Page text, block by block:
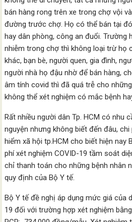
bán hàng rong trên xe trong chợ vội
đường trước chợ. Họ có thể bán tại
hay dân phòng, công an đuổi. Trường
nhiễm trong chợ thì không loại trừ họ
khác, bạn bè, người quen, gia đình,
người nhà họ đậu nhờ để bán hàng,
âm tính covid thì đã quá trễ cho
không thể xét nghiệm có mắc bệnh
Rất nhiều người dân Tp. HCM có nhu
nguyện nhưng không biết đến đâu,
hiểm xã hội tp.HCM cho biết hiện nay
phí xét nghiệm COVID-19 tầm soát
chỉ thanh toán cho những bệnh nhân
quy định của Bộ Y tế.
Bộ Y tế đề nghị áp dụng mức giá của
19 đối với trường hợp xét nghiệm